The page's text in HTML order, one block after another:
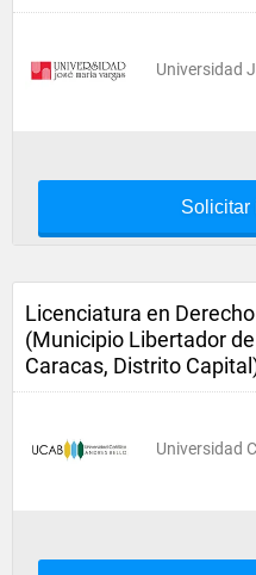
Universidad
Solicitar
Licenciatura en Derecho
(Municipio Libertador de
Caracas, Distrito
Universidad